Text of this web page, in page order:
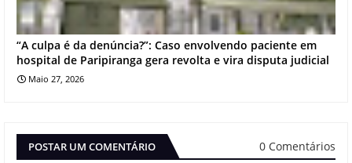
“A culpa é da denúncia?”: Caso envolvendo paciente em
hospital de Paripiranga gera revolta e vira disputa judicial
Maio 27, 2026
POSTAR UM COMENTÁRIO 0 Comentários